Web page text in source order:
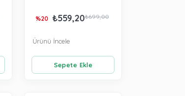
₺559,20₺699,00
%20
Sepete Ekle
Ürünü İncele